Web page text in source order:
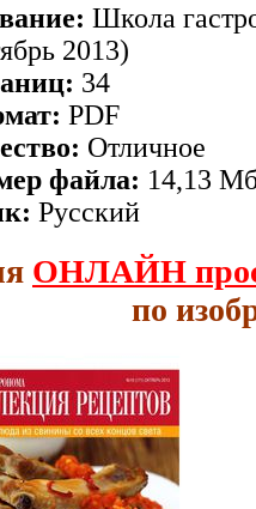
Школа
2013)
34
PDF
Отличное
файла: 14,13
Русский
ОНЛАЙН
по